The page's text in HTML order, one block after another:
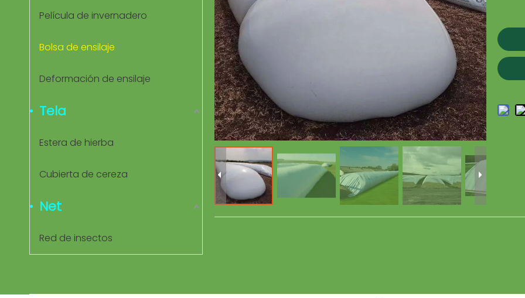
Película de invernadero
Bolsa de ensilaje
Deformación de ensilaje
Tela
Estera de hierba
Cubierta de cereza
Net
Red de insectos